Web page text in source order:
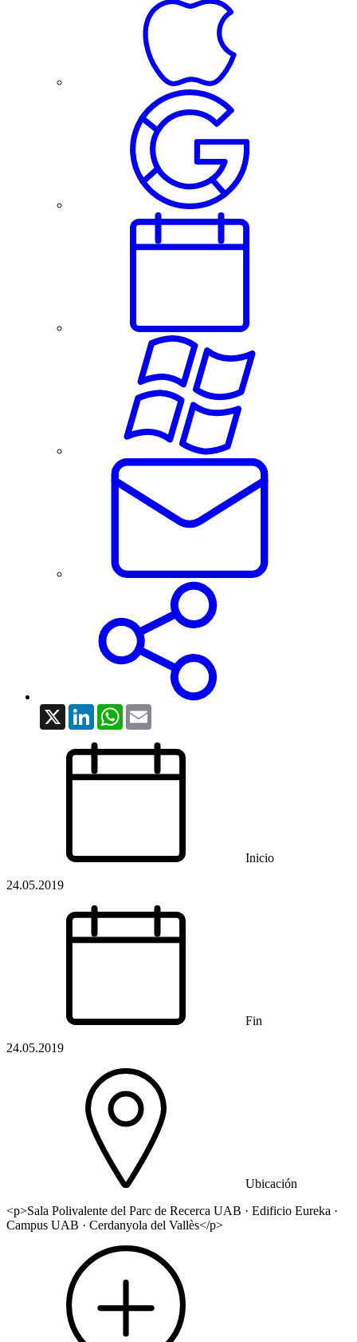
X LinkedInWhatsApp
Inicio
24.05.2019
Fin
24.05.2019
Ubicación
<p>Sala Polivalente del Parc de Recerca UAB · Edificio Eureka ·
Campus UAB · Cerdanyola del Vallès</p>